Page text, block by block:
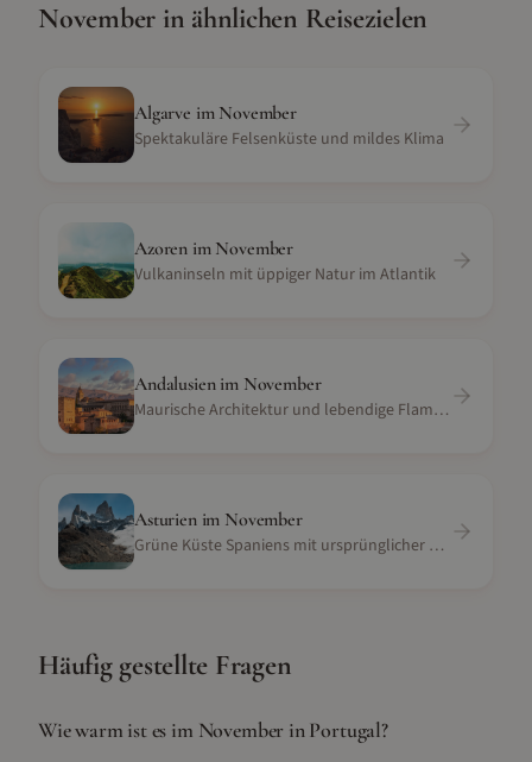
November in ähnlichen Reisezielen
Algarve im November
Spektakuläre Felsenküste und mildes Klima
Azoren im November
Vulkaninseln mit üppiger Natur im Atlantik
Andalusienim November
Maurische Architektur und lebendige Flamenco-Kultur
Asturienim November
Grüne Küste Spaniens mit ursprünglicher Natur
Häufig gestellte Fragen
Wie warm ist es im November in Portugal?